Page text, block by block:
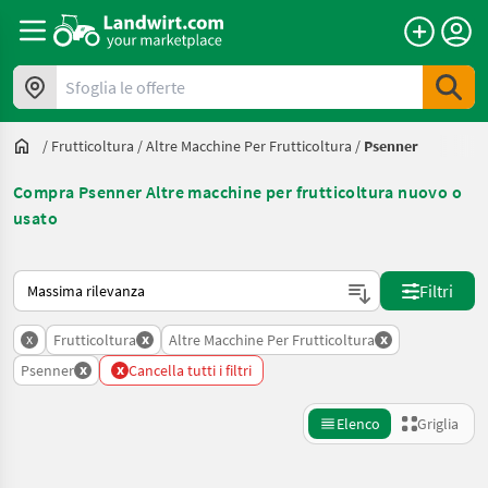
Sfoglia le offerte
/ Frutticoltura /Altre Macchine Per Frutticoltura / Psenner
Compra Psenner Altre macchine per frutticoltura nuovo o
usato
Ecco come viene ordinato su Landwirt.com
Filtri
x Frutticoltura x Altre Macchine Per Frutticoltura x
Psenner x x Cancella tutti i filtri
Elenco Griglia